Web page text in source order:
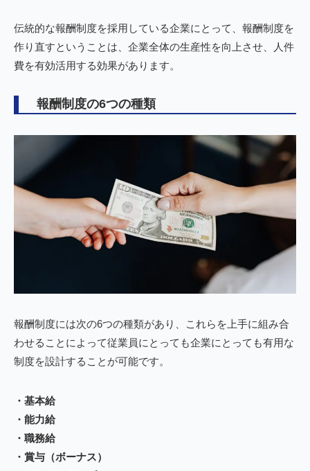
伝統的な報酬制度を採用している企業にとって、報酬制度を
作り直すということは、企業全体の生産性を向上させ、人件
費を有効活用する効果があります。
報酬制度の6つの種類
報酬制度には次の6つの種類があり、これらを上手に組み合
わせることによって従業員にとっても企業にとっても有用な
制度を設計することが可能です。
・基本給
・能力給
・職務給
・賞与（ボーナス）